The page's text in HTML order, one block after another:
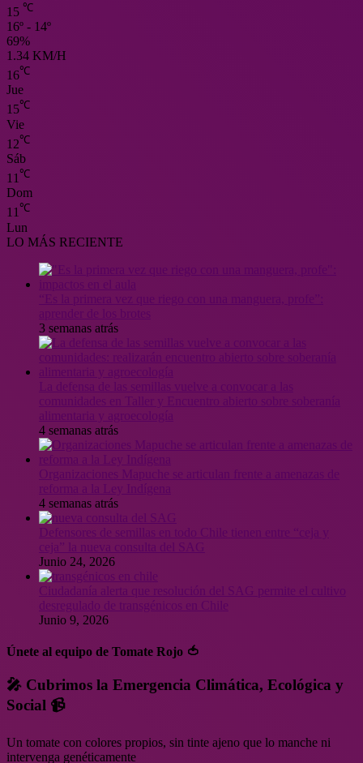
15 ℃
16º - 14º
69%
1.34 KM/H
16℃
Jue
15℃
Vie
12℃
Sáb
11 ℃
Dom
11℃
Lun
LO MÁS RECIENTE
3 semanas atrás
4 semanas atrás
Organizaciones Mapuche se articulan frente a amenazas de
4 semanas atrás
Junio 24, 2026
Ciudadanía alerta que resolución del SAG permite el cultivo
desregulado de transgénicos en Chile
Junio 9, 2026
Únete al equipo de Tomate Rojo 🍅
🎤 Cubrimos la Emergencia Climática, Ecológica y
Social 📹
Un tomate con colores propios, sin tinte ajeno que lo manche ni
intervenga genéticamente